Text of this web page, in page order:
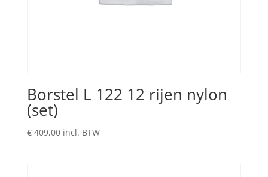
Borstel L 122 12 rijen nylon
(set)
€409,00 incl. BTW